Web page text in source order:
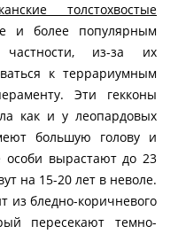
толстохвостые
и более популярным
из-за их
к террариумным
Эти гекконы
как и у леопардовых
большую голову и
особи вырастают до 23
на 15-20 лет в неволе.
из бледно-коричневого
пересекают темно-